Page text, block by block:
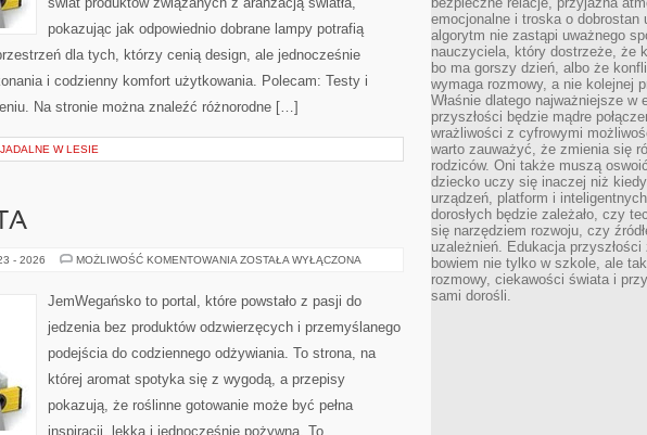
pokazując jak odpowiednio dobrane lampy potrafią
dla tych, którzy cenią design, ale jednocześnie
i codzienny komfort użytkowania. Polecam: Testy i
Na stronie można znaleźć różnorodne […]
W LESIE
- 2026 MOŻLIWOŚĆ KOMENTOWANIA KUCHNIE
ZOSTAŁA WYŁĄCZONA
JemWegańsko to portal, które powstało z pasji do
jedzenia bez produktów odzwierzęcych i przemyślanego
podejścia do codziennego odżywiania. To strona, na
której aromat spotyka się z wygodą, a przepisy
pokazują, że roślinne gotowanie może być pełna
inspiracji, lekka i jednocześnie pożywna. To
emocjonalne i troska o dobrostan
algorytm nie zastąpi uważnego
nauczyciela, który dostrzeże, że
bo ma gorszy dzień, albo że
wymaga rozmowy, a nie kolejnej
Właśnie dlatego najważniejsze w
przyszłości będzie mądre
wrażliwości z cyfrowymi
warto zauważyć, że zmienia się
rodziców. Oni także muszą
dziecko uczy się inaczej niż
urządzeń, platform i
dorosłych będzie zależało, czy
się narzędziem rozwoju, czy
uzależnień. Edukacja
bowiem nie tylko w szkole, ale
rozmowy, ciekawości świata i
sami dorośli.